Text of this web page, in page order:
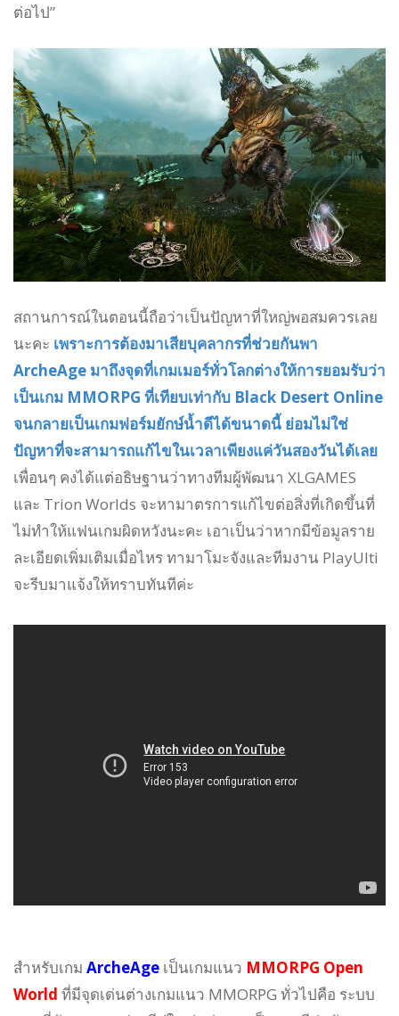
ต่อไป”
สถานการณ์ในตอนนี้ถือว่าเป็นปัญหาที่ใหญ่พอสมควรเลย
นะคะ เพราะการต้องมาเสียบุคลากรที่ช่วยกันพา
ArcheAge มาถึงจุดที่เกมเมอร์ทั่วโลกต่างให้การยอมรับว่า
เป็นเกม MMORPG ที่เทียบเท่ากับ Black Desert Online
จนกลายเป็นเกมฟอร์มยักษ์น้ำดีได้ขนาดนี้ ย่อมไม่ใช่
ปัญหาที่จะสามารถแก้ไขในเวลาเพียงแค่วันสองวันได้เลย
เพื่อนๆ คงได้แต่อธิษฐานว่าทางทีมผู้พัฒนา XLGAMES
และ Trion Worlds จะหามาตรการแก้ไขต่อสิ่งที่เกิดขึ้นที่
ไม่ทำให้แฟนเกมผิดหวังนะคะ เอาเป็นว่าหากมีข้อมูลราย
ละเอียดเพิ่มเติมเมื่อไหร ทามาโมะจังและทีมงาน PlayUlti
จะรีบมาแจ้งให้ทราบทันทีค่ะ
สำหรับเกม ArcheAge เป็นเกมแนว MMORPG Open
World ที่มีจุดเด่นต่างเกมแนว MMORPG ทั่วไปคือ ระบบ